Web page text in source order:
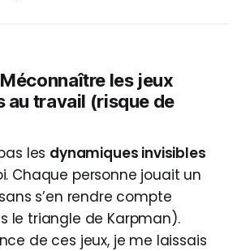
les jeux
au travail (risque de
les dynamiques invisibles
Chaque personne jouait un
s’en rendre compte
le triangle de Karpman).
de ces jeux, je me laissais